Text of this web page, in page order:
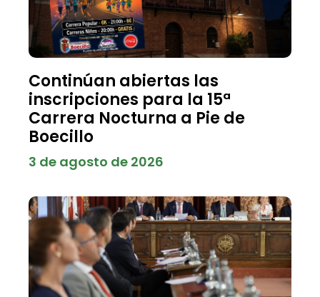
Continúan abiertas las
inscripciones para la 15ª
Carrera Nocturna a Pie de
Boecillo
3 de agosto de 2026